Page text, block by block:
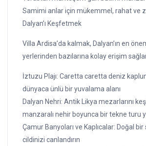
Samimi anlar için mükemmel, rahat ve
Dalyan’ı Keşfetmek
Villa Ardisa’da kalmak, Dalyan’ın en
yerlerinden bazılarına kolay erişim
İztuzu Plajı: Caretta caretta deniz
dünyaca ünlü bir yuvalama alanı
Dalyan Nehri: Antik Likya mezarlarını
manzaralı nehir boyunca bir tekne turu
Çamur Banyoları ve Kaplıcalar: Doğal
cildinizi canlandırın